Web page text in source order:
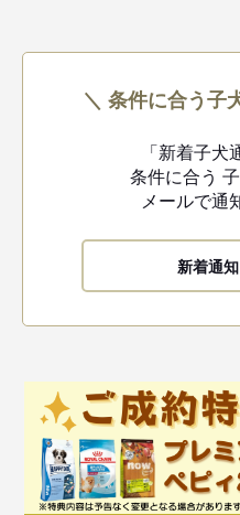
＼ 条件に合う子
「新着子犬
条件に合う
メールで通
新着通